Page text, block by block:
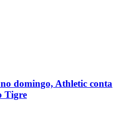
domingo, Athletic conta
Tigre